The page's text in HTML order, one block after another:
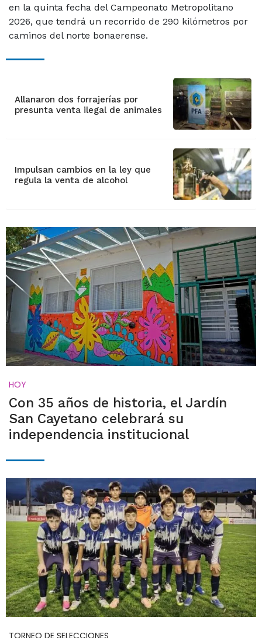
en la quinta fecha del Campeonato Metropolitano
2026, que tendrá un recorrido de 290 kilómetros por
caminos del norte bonaerense.
Allanaron dos forrajerías por
presunta venta ilegal de animales
Impulsan cambios en la ley que
regula la venta de alcohol
HOY
Con 35 años de historia, el Jardín
San Cayetano celebrará su
independencia institucional